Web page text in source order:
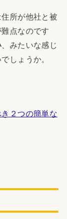
所が他社と被
点なのです
、みたいな感じ
しょうか。
２つの簡単な